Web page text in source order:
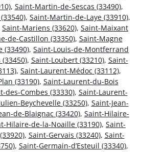
, Saint-Martin-de-Sescas (33490),
, Saint-Martin-de-Laye (33910),
Saint-Mariens (33620), Saint-Maixant
de-Castillon (33350), Saint-Magne
(33490), Saint-Louis-de-Montferrand
, Saint-Loubert (33210), Saint-
, Saint-Laurent-Médoc (33112),
(33190), Saint-Laurent-du-Bois
des-Combes (33330), Saint-Laurent-
Beychevelle (33250), Saint-Jean-
de-Blaignac (33420), Saint-Hilaire-
Hilaire-de-la-Noaille (33190), Saint-
, Saint-Gervais (33240), Saint-
, Saint-Germain-d’Esteuil (33340),